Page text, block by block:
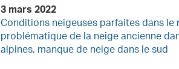
3 mars 2022
Conditions neigeuses parfaites dans
problématique de la neige ancienne
alpines, manque de neige dans le sud